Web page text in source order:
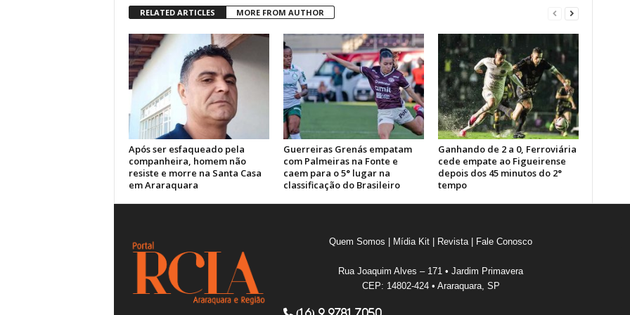
RELATED ARTICLES MORE FROM AUTHOR
Após ser esfaqueado pela
companheira, homem não
resiste e morre na Santa Casa
em Araraquara
Guerreiras Grenás empatam
com Palmeiras na Fonte e
caem para o 5° lugar na
classificação do Brasileiro
Ganhando de 2 a 0, Ferroviária
cede empate ao Figueirense
depois dos 45 minutos do 2°
tempo
Quem Somos Mídia Kit Revista| Fale Conosco
Rua Joaquim Alves – 171 • Jardim Primavera
CEP: 14802-424 • Araraquara, SP
(16) 9.9781.7050